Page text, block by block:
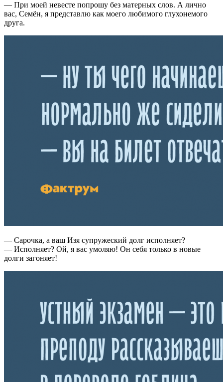
— При моей невесте попрошу без матерных слов. А лично
вас, Семён, я представлю как моего любимого глухонемого
друга.
— Сарочка, а ваш Изя супружеский долг исполняет?
— Исполняет? Ой, я вас умоляю! Он себя только в новые
долги загоняет!